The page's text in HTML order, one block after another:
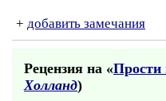
+ добавить замечания
Рецензия на «Прости
Холланд)